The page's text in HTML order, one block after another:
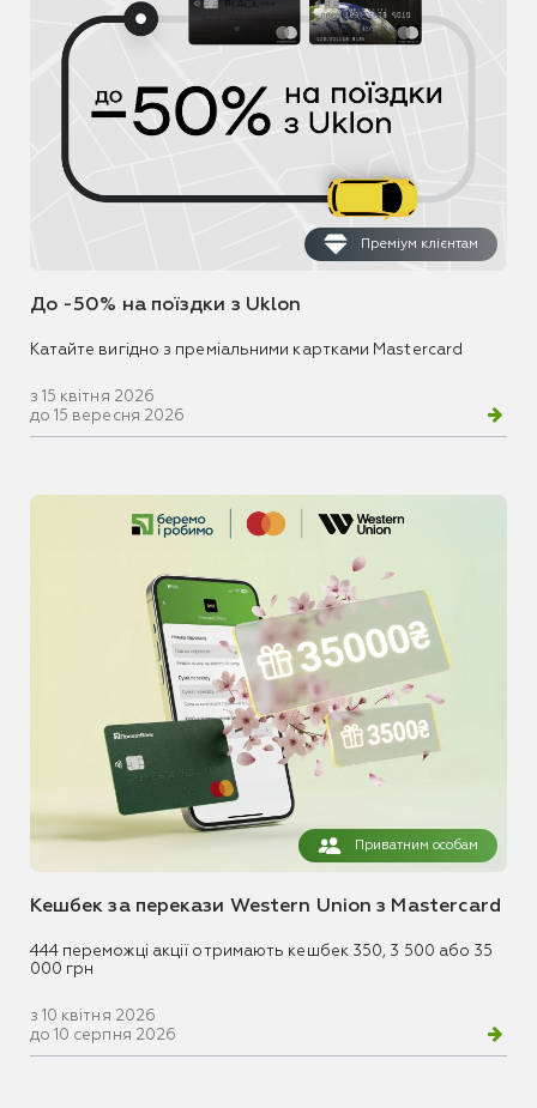
Преміум клієнтам
До -50% на поїздки з Uklon
Катайте вигідно з преміальними картками Mastercard
з 15 квітня 2026
до 15 вересня 2026
Приватним особам
Кешбек за перекази Western Union з Mastercard
444 переможці акції отримають кешбек 350, 3 500 або 35
000 грн
з 10 квітня 2026
до 10 серпня 2026